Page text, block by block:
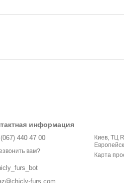
информация
440 47 00
вам?
furs.com
Киев, ТЦ
Карта